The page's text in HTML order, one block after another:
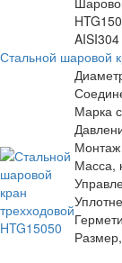
Стальной шаровой
Марка
Монтаж
Масса,